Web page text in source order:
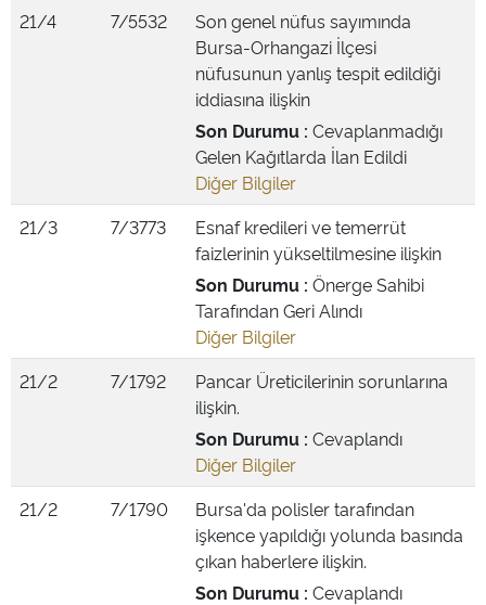
21/4
7/5532
Son genel nüfus sayımında
Bursa-Orhangazi İlçesi
nüfusunun yanlış tespit edildiği
iddiasına ilişkin
Son Durumu : Cevaplanmadığı
Gelen Kağıtlarda İlan Edildi
Diğer Bilgiler
21/3
7/3773
Esnaf kredileri ve temerrüt
faizlerinin yükseltilmesine ilişkin
Son Durumu : Önerge Sahibi
Tarafından Geri Alındı
Diğer Bilgiler
21/2
7/1792
Pancar Üreticilerinin sorunlarına
ilişkin.
Son Durumu : Cevaplandı
Diğer Bilgiler
21/2
7/1790
Bursa'da polisler tarafından
işkence yapıldığı yolunda basında
çıkan haberlere ilişkin.
Son Durumu : Cevaplandı